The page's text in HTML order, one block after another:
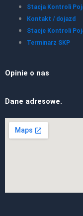
Stacja Kontroli
Kontakt / dojazd
Stacje Kontroli
Terminarz SKP
Opinie o nas
Dane adresowe.